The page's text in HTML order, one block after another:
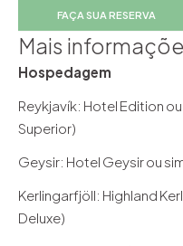
FAÇA SUA RESERVA
Mais
Hospedagem
Reykjavík: Hotel Edition
Superior)
Geysir: Hotel Geysir ou
Kerlingarfjöll: Highland
Deluxe)